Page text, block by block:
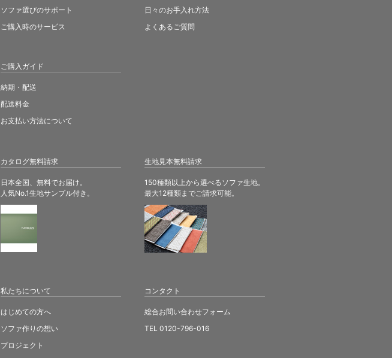
カタログ無料請求
日本全国、無料でお届け。
人気No.1生地サンプル付き。
生地見本無料請求
150種類以上から選べるソファ生地。
最大12種類までご請求可能。
ソファ選びのサポート
ご購入時のサービス
ご購入ガイド
納期・配送
配送料金
お支払い方法について
日々のお手入れ方法
よくあるご質問
私たちについて
はじめての方へ
ソファ作りの想い
プロジェクト
コンタクト
総合お問い合わせフォーム
TEL 0120-796-016